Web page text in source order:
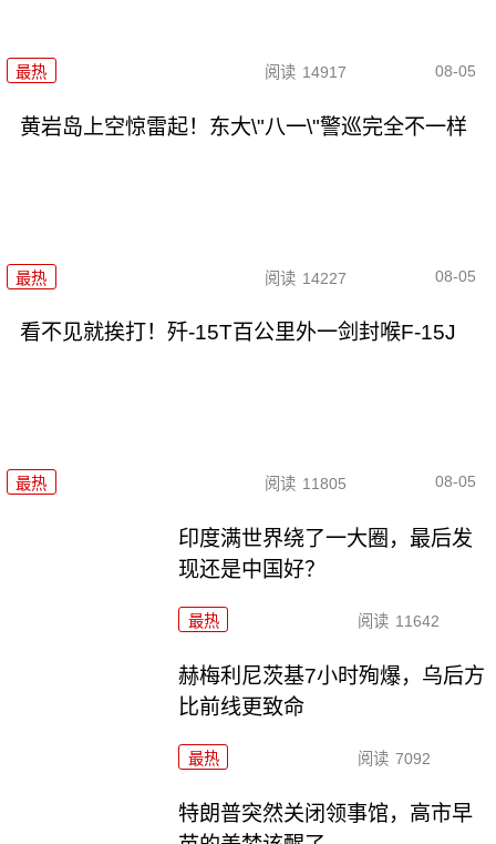
最热 阅读 14917 08-05
黄岩岛上空惊雷起！东大\"八一\"警巡完全不一样
最热 阅读 14227 08-05
看不见就挨打！歼-15T百公里外一剑封喉F-15J
最热 阅读 11805 08-05
印度满世界绕了一大圈，最后发
现还是中国好？
最热 阅读 11642
赫梅利尼茨基7小时殉爆，乌后方
比前线更致命
最热 阅读 7092
特朗普突然关闭领事馆，高市早